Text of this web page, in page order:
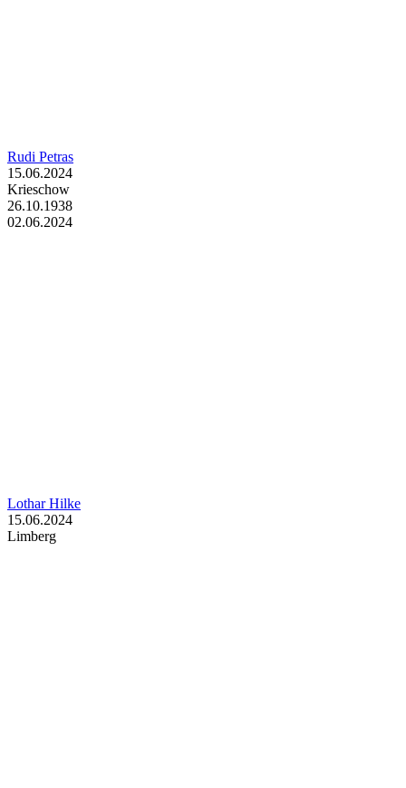
Rudi Petras
15.06.2024
Krieschow
26.10.1938
02.06.2024
Lothar Hilke
15.06.2024
Limberg